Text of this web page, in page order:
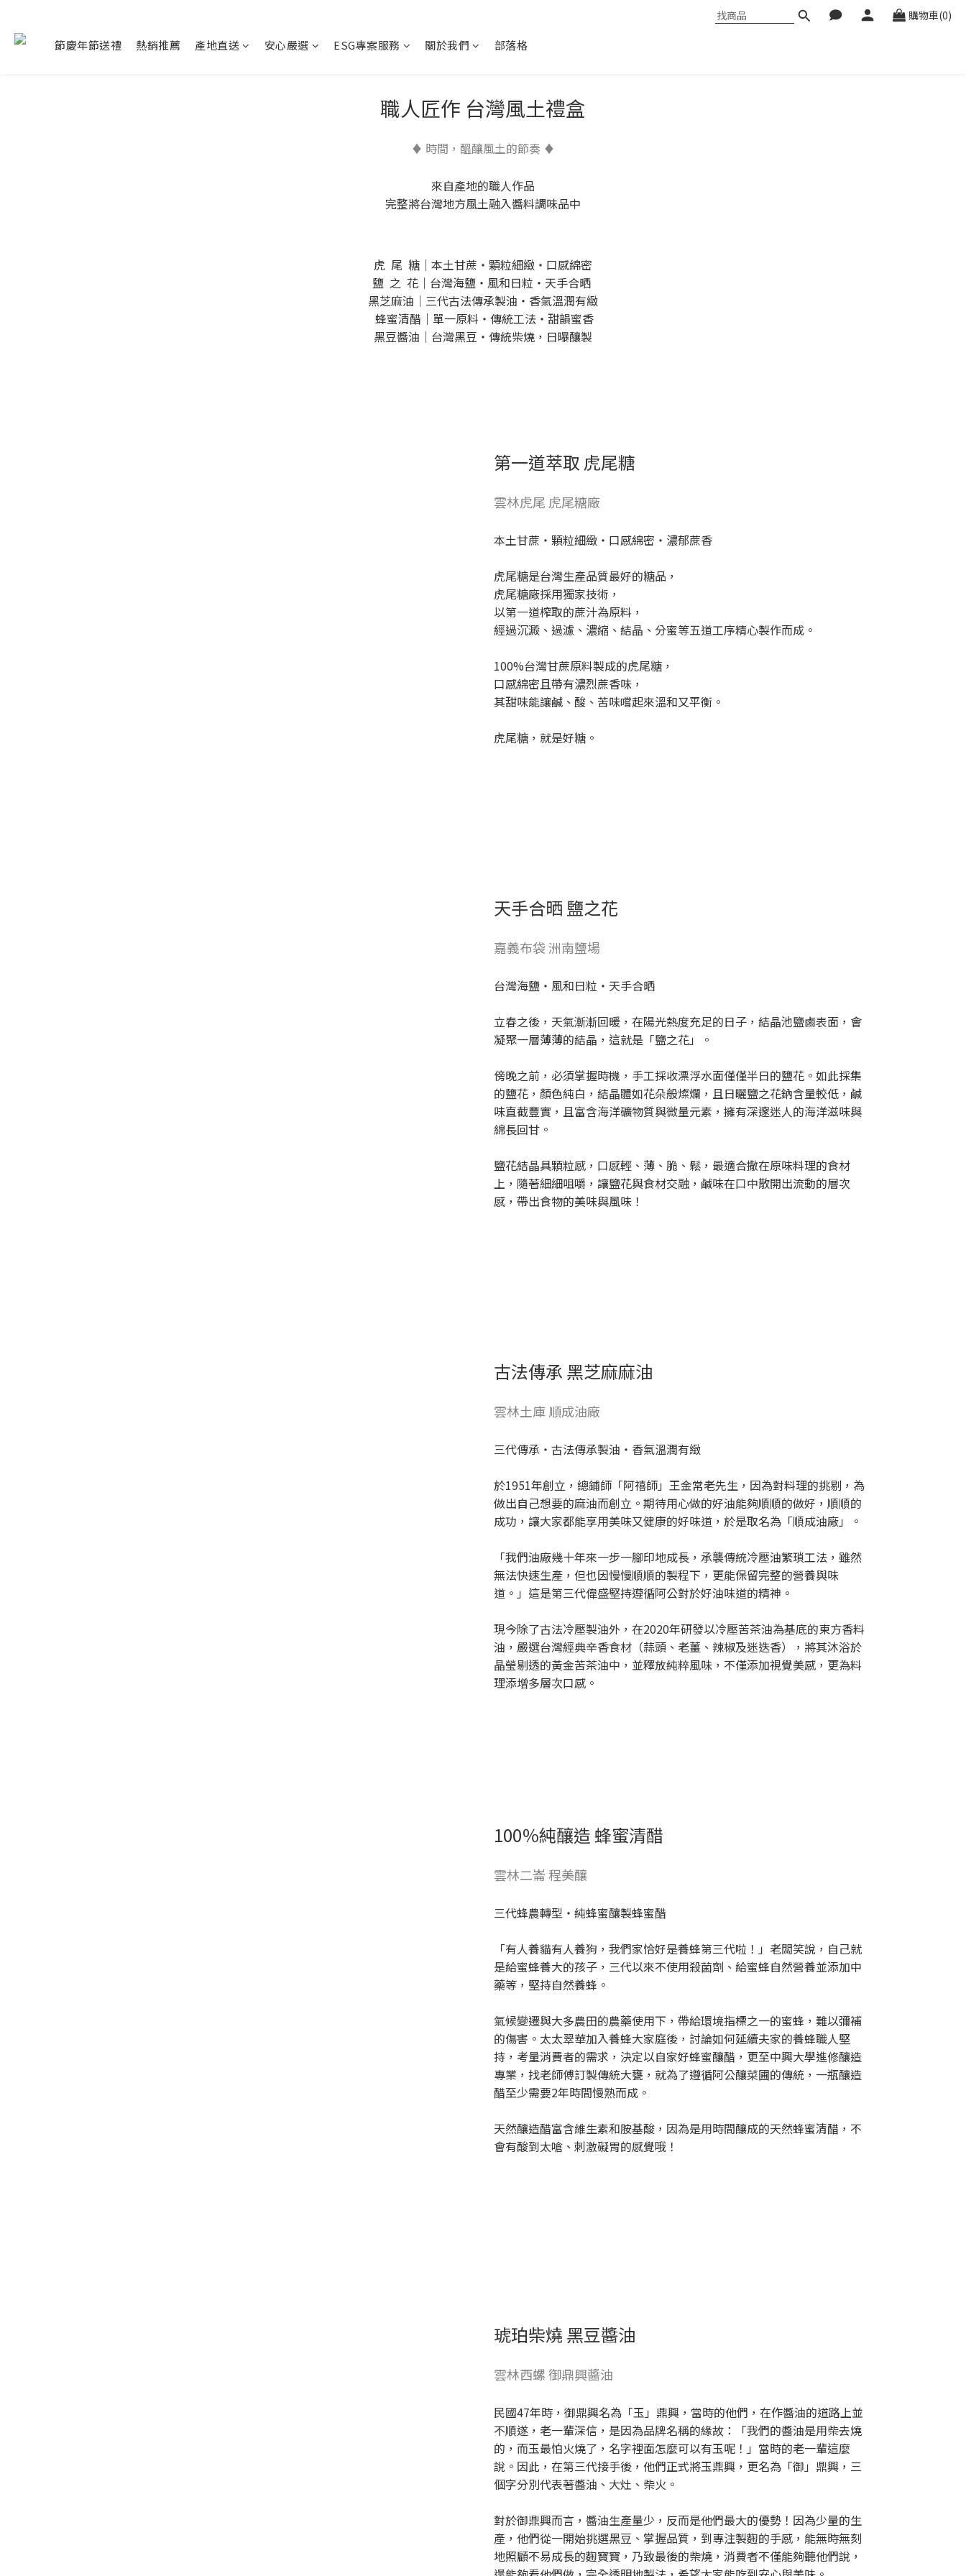
購物車(0)
節慶年節送禮 熱銷推薦 產地直送 安心嚴選 ESG專案服務 關於我們 部落格
職人匠作 台灣風土禮盒
♦ 時間，醞釀風土的節奏 ♦
來自產地的職人作品
完整將台灣地方風土融入醬料調味品中
虎 尾 糖｜ 本土甘蔗・顆粒細緻・口感綿密
鹽 之 花｜ 台灣海鹽・風和日粒・天手合晒
黑芝麻油｜ 三代古法傳承製油・香氣溫潤有緻
蜂蜜清醋｜ 單一原料・傳統工法・甜韻蜜香
黑豆醬油｜ 台灣黑豆・傳統柴燒，日曝釀製
第一道萃取 虎尾糖
雲林虎尾 虎尾糖廠
本土甘蔗・顆粒細緻・口感綿密・濃郁蔗香
虎尾糖是台灣生產品質最好的糖品，
虎尾糖廠採用獨家技術，
以第一道榨取的蔗汁為原料，
經過沉澱、過濾、濃縮、結晶、分蜜等五道工序精心製作而成。
100%台灣甘蔗原料製成的虎尾糖，
口感綿密且帶有濃烈蔗香味，
其甜味能讓鹹、酸、苦味嚐起來溫和又平衡。
虎尾糖，就是好糖。
天手合晒 鹽之花
嘉義布袋 洲南鹽場
台灣海鹽・風和日粒・天手合晒
立春之後，天氣漸漸回暖，在陽光熱度充足的日子，結晶池鹽鹵表面，會
凝聚一層薄薄的結晶，這就是「鹽之花」。
傍晚之前，必須掌握時機，手工採收漂浮水面僅僅半日的鹽花。如此採集
的鹽花，顏色純白，結晶體如花朵般燦爛，且日曬鹽之花鈉含量較低，鹹
味直截豐實，且富含海洋礦物質與微量元素，擁有深邃迷人的海洋滋味與
綿長回甘。
鹽花結晶具顆粒感，口感輕、薄、脆、鬆，最適合撒在原味料理的食材
上，隨著細細咀嚼，讓鹽花與食材交融，鹹味在口中散開出流動的層次
感，帶出食物的美味與風味！
古法傳承 黑芝麻麻油
雲林土庫 順成油廠
三代傳承・古法傳承製油・香氣溫潤有緻
於1951年創立，總鋪師「阿禧師」王金常老先生，因為對料理的挑剔，為
做出自己想要的麻油而創立。期待用心做的好油能夠順順的做好，順順的
成功，讓大家都能享用美味又健康的好味道，於是取名為「順成油廠」。
「我們油廠幾十年來一步一腳印地成長，承襲傳統冷壓油繁瑣工法，雖然
無法快速生產，但也因慢慢順順的製程下，更能保留完整的營養與味
道。」這是第三代偉盛堅持遵循阿公對於好油味道的精神。
現今除了古法冷壓製油外，在2020年研發以冷壓苦茶油為基底的東方香料
油，嚴選台灣經典辛香食材（蒜頭、老薑、辣椒及迷迭香），將其沐浴於
晶瑩剔透的黃金苦茶油中，並釋放純粹風味，不僅添加視覺美感，更為料
理添增多層次口感。
100％純釀造 蜂蜜清醋
雲林二崙 程美釀
三代蜂農轉型・純蜂蜜釀製蜂蜜醋
「有人養貓有人養狗，我們家恰好是養蜂第三代啦！」老闆笑說，自己就
是給蜜蜂養大的孩子，三代以來不使用殺菌劑、給蜜蜂自然營養並添加中
藥等，堅持自然養蜂。
氣候變遷與大多農田的農藥使用下，帶給環境指標之一的蜜蜂，難以彌補
的傷害。太太翠華加入養蜂大家庭後，討論如何延續夫家的養蜂職人堅
持，考量消費者的需求，決定以自家好蜂蜜釀醋，更至中興大學進修釀造
專業，找老師傅訂製傳統大甕，就為了遵循阿公釀菜圃的傳統，一瓶釀造
醋至少需要2年時間慢熟而成。
天然釀造醋富含維生素和胺基酸，因為是用時間釀成的天然蜂蜜清醋，不
會有酸到太嗆、刺激礙胃的感覺哦！
琥珀柴燒 黑豆醬油
雲林西螺 御鼎興醬油
民國47年時，御鼎興名為「玉」鼎興，當時的他們，在作醬油的道路上並
不順遂，老一輩深信，是因為品牌名稱的緣故：「我們的醬油是用柴去燒
的，而玉最怕火燒了，名字裡面怎麼可以有玉呢！」當時的老一輩這麼
說。因此，在第三代接手後，他們正式將玉鼎興，更名為「御」鼎興，三
個字分別代表著醬油、大灶、柴火。
對於御鼎興而言，醬油生產量少，反而是他們最大的優勢！因為少量的生
產，他們從一開始挑選黑豆、掌握品質，到專注製麴的手感，能無時無刻
地照顧不易成長的麴寶寶，乃致最後的柴燒，消費者不僅能夠聽他們說，